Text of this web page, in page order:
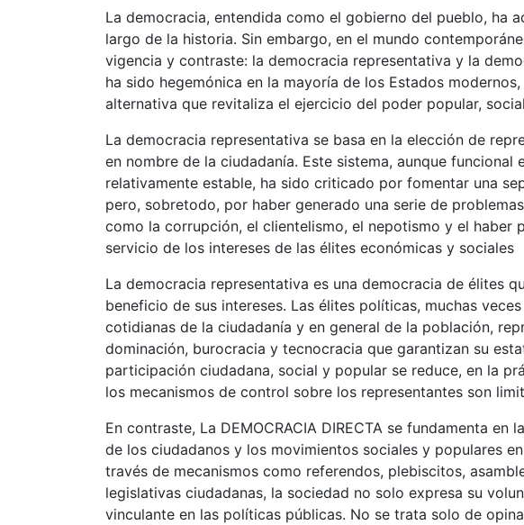
La democracia, entendida como el gobierno del pueblo, ha
largo de la historia. Sin embargo, en el mundo
vigencia y contraste: la democracia representativa y la
ha sido hegemónica en la mayoría de los Estados
alternativa que revitaliza el ejercicio del poder popular,
La democracia representativa se basa en la elección de
en nombre de la ciudadanía. Este sistema, aunque
relativamente estable, ha sido criticado por fomentar una
pero, sobretodo, por haber generado una serie de
como la corrupción, el clientelismo, el nepotismo y el haber
servicio de los intereses de las élites económicas y sociales
La democracia representativa es una democracia de élites
beneficio de sus intereses. Las élites políticas, muchas
cotidianas de la ciudadanía y en general de la población,
dominación, burocracia y tecnocracia que garantizan su
participación ciudadana, social y popular se reduce, en la
los mecanismos de control sobre los representantes son
En contraste, La DEMOCRACIA DIRECTA se fundamenta
de los ciudadanos y los movimientos sociales y populares
través de mecanismos como referendos, plebiscitos,
legislativas ciudadanas, la sociedad no solo expresa su
vinculante en las políticas públicas. No se trata solo de